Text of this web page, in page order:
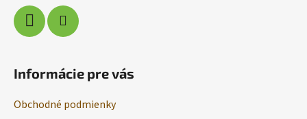
Informácie pre vás
Obchodné podmienky